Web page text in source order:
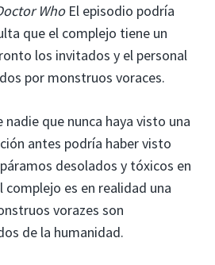
WhoEl episodio podría
que el complejo tiene un
los invitados y el personal
por monstruos voraces.
nadie que nunca haya visto una
antes podría haber visto
desolados y tóxicos en
complejo es en realidad una
vorazes son
de la humanidad.